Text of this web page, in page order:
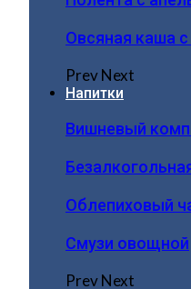
Овсяная каша
PrevNext
Напитки
Вишневый
Облепиховый
Смузи овощной
PrevNext